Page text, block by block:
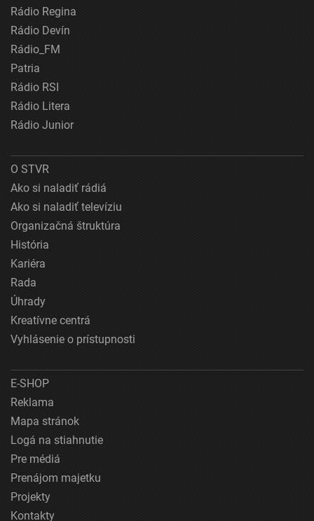
Rádio Regina
Rádio Devín
Rádio_FM
Patria
Rádio RSI
Rádio Litera
Rádio Junior
O STVR
Ako si naladiť rádiá
Ako si naladiť televíziu
Organizačná štruktúra
História
Kariéra
Rada
Úhrady
Kreatívne centrá
Vyhlásenie o prístupnosti
E-SHOP
Reklama
Mapa stránok
Logá na stiahnutie
Pre médiá
Prenájom majetku
Projekty
Kontakty